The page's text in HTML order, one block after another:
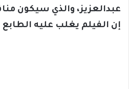
عبدالعزيز، والذي سيكون
إن الفيلم يغلب عليه